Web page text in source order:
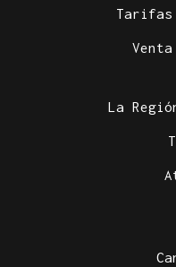
Tarifas
La